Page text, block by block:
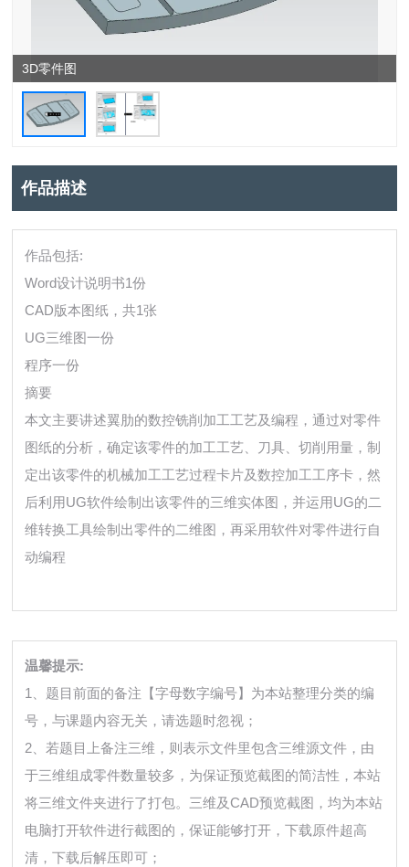
3D零件图
作品描述
作品包括:
Word设计说明书1份
CAD版本图纸，共1张
UG三维图一份
程序一份
摘要
本文主要讲述翼肋的数控铣削加工工艺及编程，通过对零件
图纸的分析，确定该零件的加工工艺、刀具、切削用量，制
定出该零件的机械加工工艺过程卡片及数控加工工序卡，然
后利用UG软件绘制出该零件的三维实体图，并运用UG的二
维转换工具绘制出零件的二维图，再采用软件对零件进行自
动编程
温馨提示:
1、题目前面的备注【字母数字编号】为本站整理分类的编
号，与课题内容无关，请选题时忽视；
2、若题目上备注三维，则表示文件里包含三维源文件，由
于三维组成零件数量较多，为保证预览截图的简洁性，本站
将三维文件夹进行了打包。三维及CAD预览截图，均为本站
电脑打开软件进行截图的，保证能够打开，下载原件超高
清，下载后解压即可；